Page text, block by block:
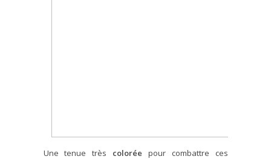
Une tenue très colorée pour combattre ces